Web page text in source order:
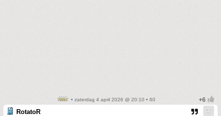
• zaterdag 4 april 2026 @ 20:10 • 60
RotatoR